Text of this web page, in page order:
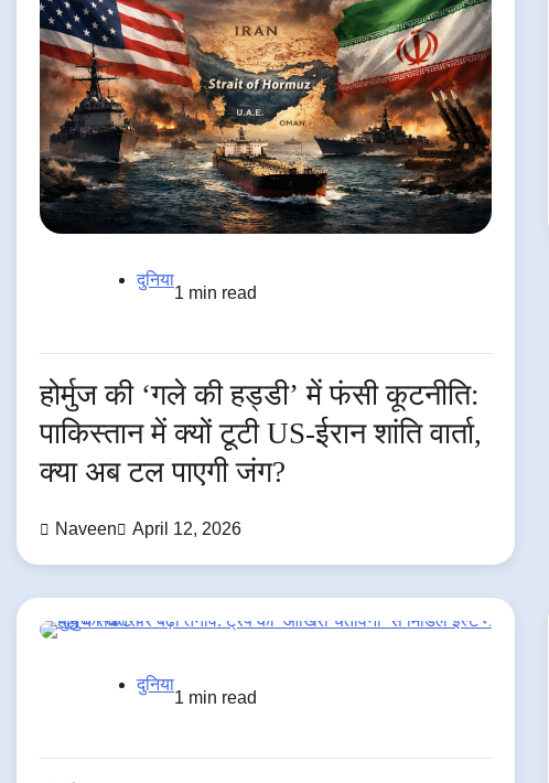
दुनिया
1 min read
होर्मुज की ‘गले की हड्डी’ में फंसी कूटनीति:
पाकिस्तान में क्यों टूटी US-ईरान शांति वार्ता,
क्या अब टल पाएगी जंग?
Naveen April 12, 2026
दुनिया
1 min read